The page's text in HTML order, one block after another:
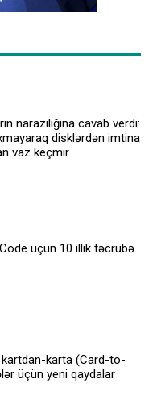
narazılığına cavab verdi:
disklərdən imtina
vaz keçmir
üçün 10 illik təcrübə
karta (Card-to-
üçün yeni qaydalar